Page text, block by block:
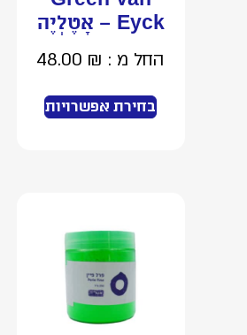
Eyck – אָטֶלְיֶה
החל מ : 48.00₪
בחירת אפשרויות